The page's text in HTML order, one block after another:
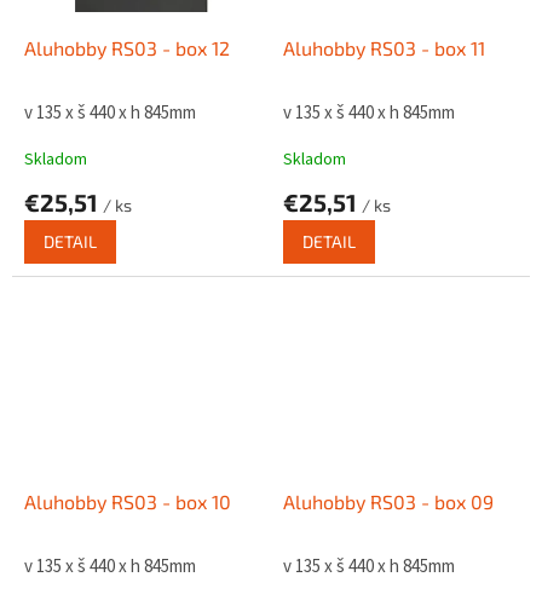
Aluhobby RS03 - box 12
v 135 x š 440 x h 845mm
Skladom
€25,51 / ks
DETAIL
Aluhobby RS03 - box 11
v 135 x š 440 x h 845mm
Skladom
€25,51 / ks
DETAIL
Aluhobby RS03 - box 10
v 135 x š 440 x h 845mm
Aluhobby RS03 - box 09
v 135 x š 440 x h 845mm